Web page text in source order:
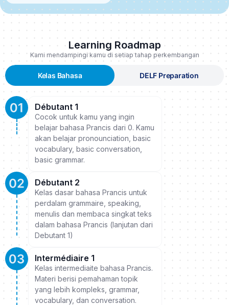
Learning Roadmap
Kami mendampingi kamu di setiap tahap perkembangan
Kelas Bahasa DELF Preparation
Débutant 1
Cocok untuk kamu yang ingin
belajar bahasa Prancis dari 0. Kamu
akan belajar pronounciation, basic
vocabulary, basic conversation,
basic grammar.
Débutant 2
Kelas dasar bahasa Prancis untuk
perdalam grammaire, speaking,
menulis dan membaca singkat teks
dalam bahasa Prancis (lanjutan dari
Debutant 1)
Intermédiaire 1
Kelas intermediaite bahasa Prancis.
Materi berisi pemahaman topik
yang lebih kompleks, grammar,
vocabulary, dan conversation.